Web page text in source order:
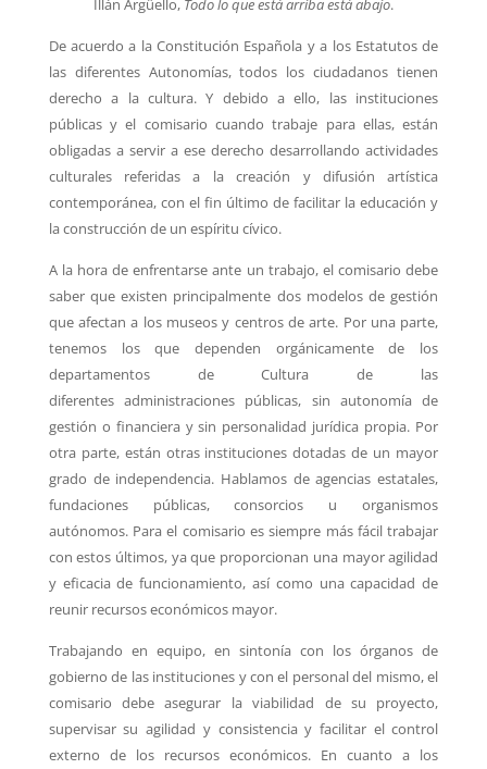
Illán Argüello, Todo lo que está arriba está abajo.
De acuerdo a la Constitución Española y a los Estatutos de
las diferentes Autonomías, todos los ciudadanos tienen
derecho a la cultura. Y debido a ello, las instituciones
públicas y el comisario cuando trabaje para ellas, están
obligadas a servir a ese derecho desarrollandoactividades
culturales referidas a la creación y difusión artística
contemporánea, con el fin último de facilitar la educación y
la construcción de un espíritu cívico.
A la hora de enfrentarse ante un trabajo, el comisario debe
saber que existen principalmente dos modelos de gestión
que afectan a los museos y centros de arte. Por una parte,
tenemos los que dependen orgánicamente de los
departamentos de Cultura de las
diferentesadministraciones públicas, sin autonomía de
gestión o financiera y sin personalidad jurídica propia. Por
otra parte, están otras instituciones dotadas de un mayor
grado de independencia. Hablamos de agencias estatales,
fundaciones públicas, consorcios u organismos
autónomos. Para el comisario es siempre más fácil trabajar
con estos últimos, ya que proporcionan una mayor agilidad
y eficacia de funcionamiento, así como una capacidad de
reunir recursoseconómicos mayor.
Trabajando en equipo, en sintonía con los órganos de
gobierno de las instituciones y con el personal del mismo, el
comisario debe asegurar la viabilidad de su proyecto,
supervisar suagilidad y consistencia y facilitar el control
externo de los recursos económicos. En cuanto a los